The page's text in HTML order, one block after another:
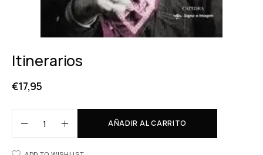
Itinerarios
€17,95
AÑADIR AL CARRITO